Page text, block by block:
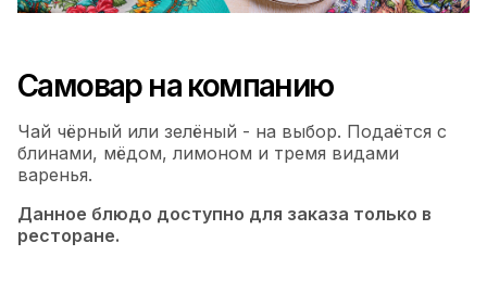
Самовар на компанию
Чай чёрный или зелёный - на выбор. Подаётся с
блинами, мёдом, лимоном и тремя видами
варенья.
Данное блюдо доступно для заказа только в
ресторане.